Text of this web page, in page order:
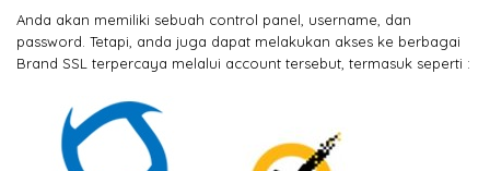
Anda akan memiliki sebuah control panel, username, dan
password. Tetapi, anda juga dapat melakukan akses ke berbagai
Brand SSL terpercaya melalui account tersebut, termasuk seperti :